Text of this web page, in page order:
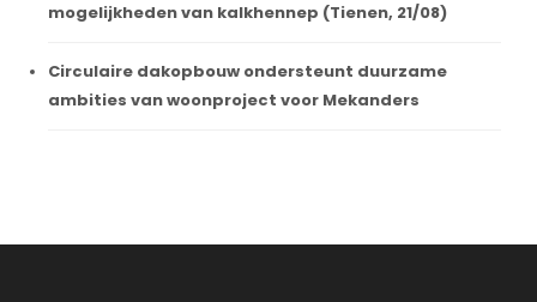
mogelijkheden van kalkhennep (Tienen, 21/08)
Circulaire dakopbouw ondersteunt duurzame
ambities van woonproject voor Mekanders